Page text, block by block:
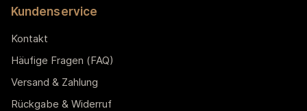
Kundenservice
Kontakt
Häufige Fragen (FAQ)
Versand & Zahlung
Rückgabe & Widerruf